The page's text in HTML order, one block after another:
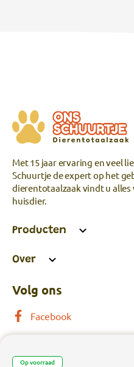
Op voorraad
Met 15 jaar ervaring en veel
Schuurtje de expert op het
dierentotaalzaak vindt u
huisdier.
Producten
Over
Volg ons
Facebook